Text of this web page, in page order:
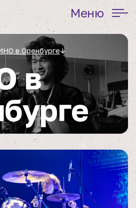
Меню
в Оренбурге↓
в